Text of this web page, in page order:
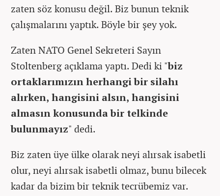
zaten söz konusu değil. Biz bunun teknik
çalışmalarını yaptık. Böyle bir şey yok.
Zaten NATO Genel Sekreteri Sayın
Stoltenberg açıklama yaptı. Dedi ki "biz
ortaklarımızın herhangi bir silahı
alırken, hangisini alsın, hangisini
almasın konusunda bir telkinde
bulunmayız" dedi.
Biz zaten üye ülke olarak neyi alırsak isabetli
olur, neyi alırsak isabetli olmaz, bunu bilecek
kadar da bizim bir teknik tecrübemiz var.